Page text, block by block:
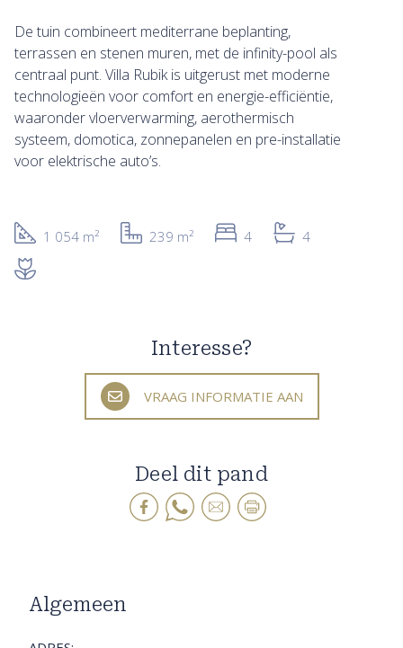
De tuin combineert mediterrane beplanting,
terrassen en stenen muren, met de infinity-pool als
centraal punt. Villa Rubik is uitgerust met moderne
technologieën voor comfort en energie-efficiëntie,
waaronder vloerverwarming, aerothermisch
systeem, domotica, zonnepanelen en pre-installatie
voor elektrische auto’s.
1 054 m² 239 m² 4 4
Interesse?
VRAAG INFORMATIE AAN
Deel dit pand
Algemeen